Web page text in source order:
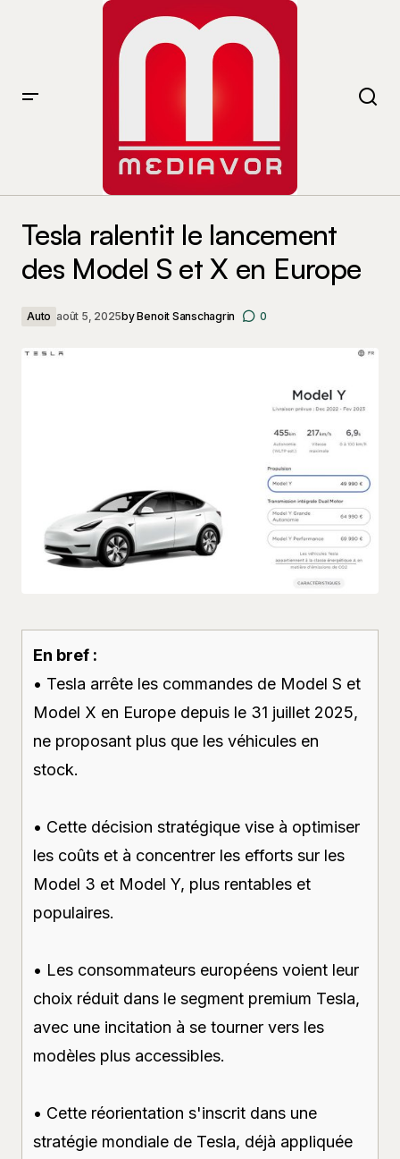
Tesla ralentit le lancement
des Model S et X en Europe
Auto août 5, 2025byBenoit Sanschagrin 0
En bref :
• Tesla arrête les commandes de Model S et
Model X en Europe depuis le 31 juillet 2025,
ne proposant plus que les véhicules en
stock.
• Cette décision stratégique vise à optimiser
les coûts et à concentrer les efforts sur les
Model 3 et Model Y, plus rentables et
populaires.
• Les consommateurs européens voient leur
choix réduit dans le segment premium Tesla,
avec une incitation à se tourner vers les
modèles plus accessibles.
• Cette réorientation s'inscrit dans une
stratégie mondiale de Tesla, déjà appliquée